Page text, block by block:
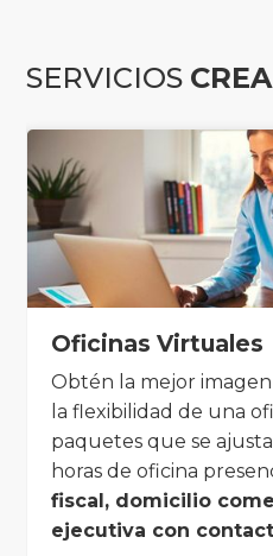
SERVICIOS CREA
Oficinas Virtuales
Obtén la mejor
la flexibilidad de una
paquetes que se
horas de oficina
fiscal, domicilio
ejecutiva con